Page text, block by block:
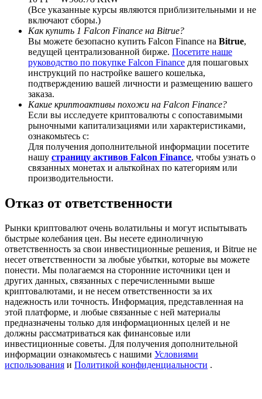
BTC Welcome Rewards
Deposit & Trade BTC to Share 25000 USDT prize pool!
Deposit CASHCAT & Win
Share 500000 CASHCAT prize pool
Precious Metals Trading Carnival
Trade Gold & Silver · 33,333 USDT Bonus
USDT New User Exclusive 10% APR
USDT Flexible Staking | Daily Rewards
(Все указанные курсы являются приблизительными и не
включают сборы.)
Как купить 1 Falcon Finance на Bitrue?
Вы можете безопасно купить Falcon Finance на Bitrue,
ведущей централизованной бирже. Посетите наше
руководство по покупке Falcon Finance для пошаговых
инструкций по настройке вашего кошелька,
подтверждению вашей личности и размещению вашего
заказа.
Какие криптоактивы похожи на Falcon Finance?
Если вы исследуете криптовалюты с сопоставимыми
рыночными капитализациями или характеристиками,
ознакомьтесь с:
Для получения дополнительной информации посетите
нашу страницу активов Falcon Finance, чтобы узнать о
связанных монетах и альткойнах по категориям или
производительности.
Отказ от ответственности
Рынки криптовалют очень волатильны и могут испытывать
быстрые колебания цен. Вы несете единоличную
ответственность за свои инвестиционные решения, и Bitrue не
несет ответственности за любые убытки, которые вы можете
понести. Мы полагаемся на сторонние источники цен и
других данных, связанных с перечисленными выше
криптовалютами, и не несем ответственности за их
надежность или точность. Информация, представленная на
этой платформе, и любые связанные с ней материалы
предназначены только для информационных целей и не
должны рассматриваться как финансовые или
инвестиционные советы. Для получения дополнительной
информации ознакомьтесь с нашими Условиями
использования и Политикой конфиденциальности .